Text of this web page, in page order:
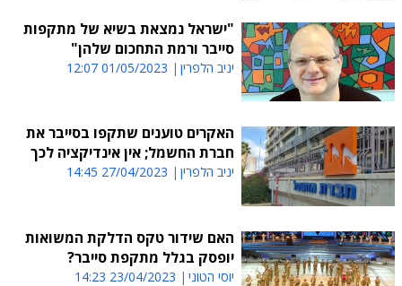
"ישראל נמצאת בשיא של מתקפות
סייבר ורמת התחכום שלהן"
יניב הלפרין 01/05/2023 12:07
האקרים טוענים שתקפו בסייבר את
חברת החשמל; אין אינדיקציה לכך
יניב הלפרין 27/04/2023 14:45
האם שידור טקס הדלקת המשואות
יופסק בגלל מתקפת סייבר?
יוסי הטוני 23/04/2023 14:23